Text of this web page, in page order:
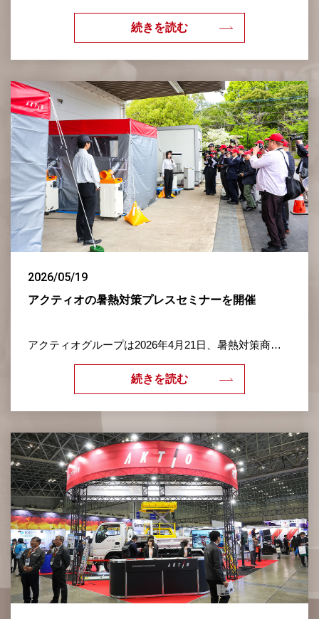
続きを読む
2026/05/19
アクティオの暑熱対策プレスセミナーを開催
アクティオグループは2026年4月21日、暑熱対策商品
工場（埼玉県加須市）には、テレビや新聞など多数の
報道関係者が駆け付けました。
続きを読む